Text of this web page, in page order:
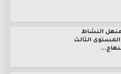
منهل النشاط
الثالث